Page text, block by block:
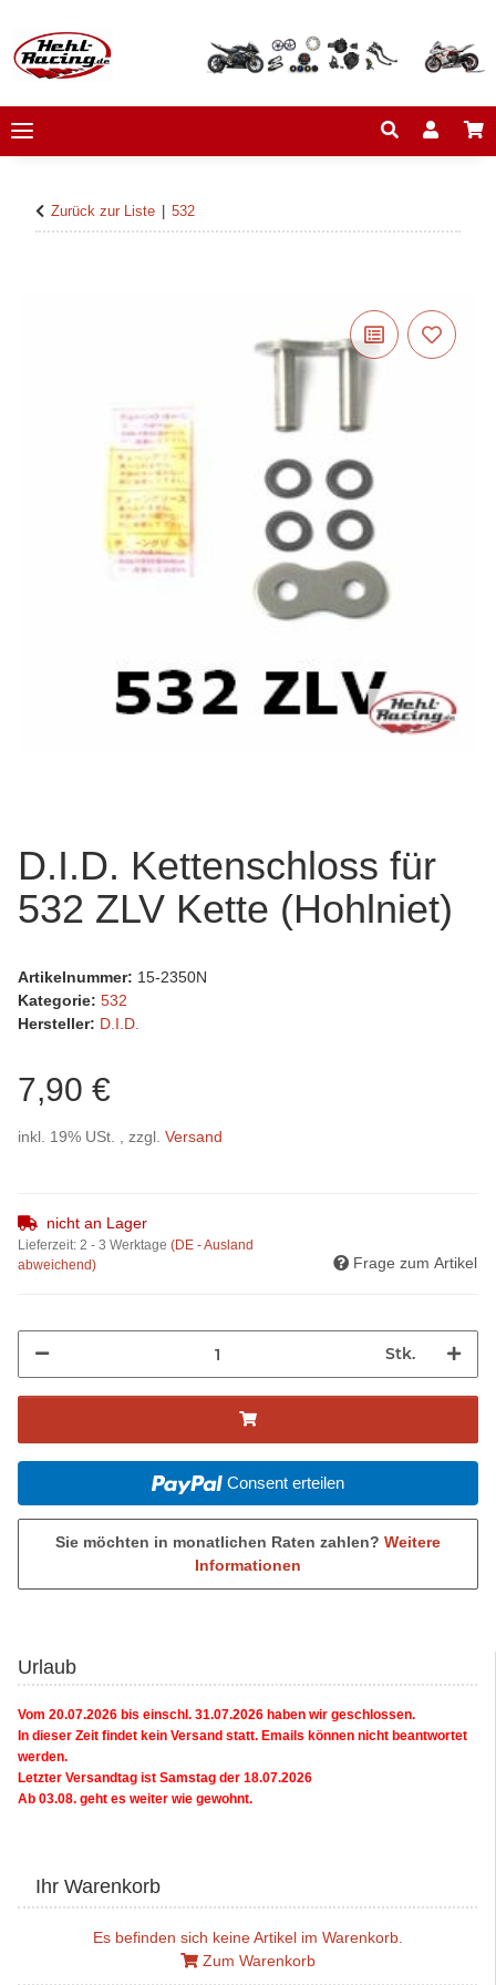
Zurück zur Liste 532
D.I.D. Kettenschloss für
532 ZLV Kette (Hohlniet)
Artikelnummer: 15-2350N
Kategorie: 532
Hersteller: D.I.D.
7,90 €
inkl. 19% USt. , zzgl. Versand
nicht an Lager
Lieferzeit: 2 - 3 Werktage (DE - Ausland
abweichend)
Frage zum Artikel
Stk.
Consent erteilen
Sie möchten in monatlichen Raten zahlen? Weitere
Informationen
Urlaub
Vom 20.07.2026 bis einschl. 31.07.2026 haben wir geschlossen.
In dieser Zeit findet kein Versand statt. Emails können nicht beantwortet
werden.
Letzter Versandtag ist Samstag der 18.07.2026
Ab 03.08. geht es weiter wie gewohnt.
Ihr Warenkorb
Es befinden sich keine Artikel im Warenkorb.
Zum Warenkorb